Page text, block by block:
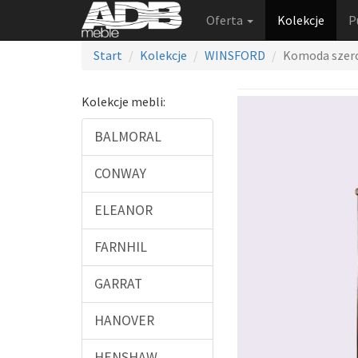
Oferta Kolekcje
Start Kolekcje WINSFORD Komoda
Kolekcje mebli:
BALMORAL
CONWAY
ELEANOR
FARNHIL
GARRAT
HANOVER